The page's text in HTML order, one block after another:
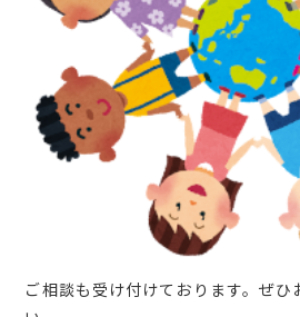
ご相談も受け付けております。ぜひ